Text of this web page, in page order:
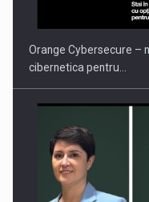
Orange Cybersecure –
cibernetica pentru…